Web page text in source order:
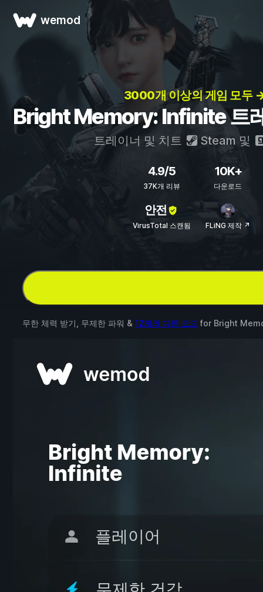
wemod
3000개 이상의 게임 모두
Bright Memory: Infinite 트
트레이너 및 치트 Steam 및
4.9/5
37K개 리뷰
10K+
다운로드
안전
VirusTotal 스캔됨 FLiNG 제작 ↗
무한 체력 받기, 무제한 파워 & 12개의 다른 모드 for Bright